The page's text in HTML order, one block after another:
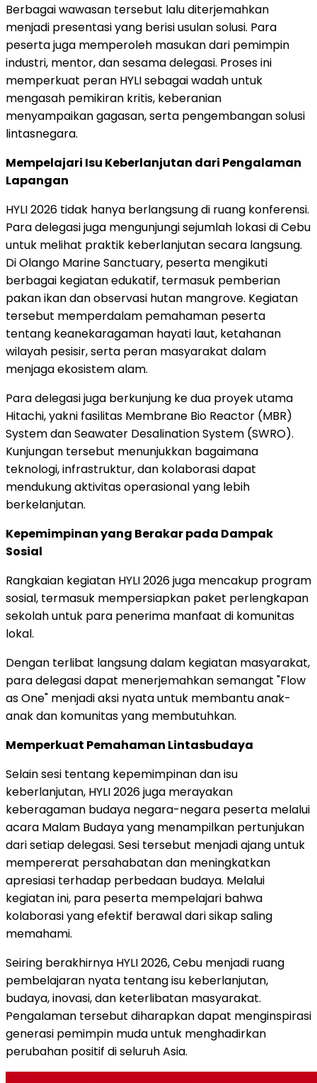
Berbagai wawasan tersebut lalu diterjemahkan
menjadi presentasi yang berisi usulan solusi. Para
peserta juga memperoleh masukan dari pemimpin
industri, mentor, dan sesama delegasi. Proses ini
memperkuat peran HYLI sebagai wadah untuk
mengasah pemikiran kritis, keberanian
menyampaikan gagasan, serta pengembangan solusi
lintasnegara.
Mempelajari Isu Keberlanjutan dari Pengalaman
Lapangan
HYLI 2026 tidak hanya berlangsung di ruang konferensi.
Para delegasi juga mengunjungi sejumlah lokasi di Cebu
untuk melihat praktik keberlanjutan secara langsung.
Di Olango Marine Sanctuary, peserta mengikuti
berbagai kegiatan edukatif, termasuk pemberian
pakan ikan dan observasi hutan mangrove. Kegiatan
tersebut memperdalam pemahaman peserta
tentang keanekaragaman hayati laut, ketahanan
wilayah pesisir, serta peran masyarakat dalam
menjaga ekosistem alam.
Para delegasi juga berkunjung ke dua proyek utama
Hitachi, yakni fasilitas Membrane Bio Reactor (MBR)
System dan Seawater Desalination System (SWRO).
Kunjungan tersebut menunjukkan bagaimana
teknologi, infrastruktur, dan kolaborasi dapat
mendukung aktivitas operasional yang lebih
berkelanjutan.
Kepemimpinan yang Berakar pada Dampak
Sosial
Rangkaian kegiatan HYLI 2026 juga mencakup program
sosial, termasuk mempersiapkan paket perlengkapan
sekolah untuk para penerima manfaat di komunitas
lokal.
Dengan terlibat langsung dalam kegiatan masyarakat,
para delegasi dapat menerjemahkan semangat "Flow
as One" menjadi aksi nyata untuk membantu anak-
anak dan komunitas yang membutuhkan.
Memperkuat Pemahaman Lintasbudaya
Selain sesi tentang kepemimpinan dan isu
keberlanjutan, HYLI 2026 juga merayakan
keberagaman budaya negara-negara peserta melalui
acara Malam Budaya yang menampilkan pertunjukan
dari setiap delegasi. Sesi tersebut menjadi ajang untuk
mempererat persahabatan dan meningkatkan
apresiasi terhadap perbedaan budaya. Melalui
kegiatan ini, para peserta mempelajari bahwa
kolaborasi yang efektif berawal dari sikap saling
memahami.
Seiring berakhirnya HYLI 2026, Cebu menjadi ruang
pembelajaran nyata tentang isu keberlanjutan,
budaya, inovasi, dan keterlibatan masyarakat.
Pengalaman tersebut diharapkan dapat menginspirasi
generasi pemimpin muda untuk menghadirkan
perubahan positif di seluruh Asia.